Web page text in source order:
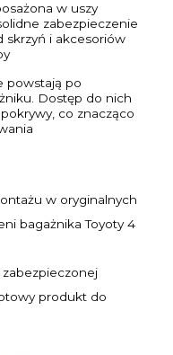
w uszy
zabezpieczenie
skrzyń i akcesoriów
powstają po
Dostęp do nich
co znacząco
w oryginalnych
bagażnika Toyoty 4
zabezpieczonej
produkt do